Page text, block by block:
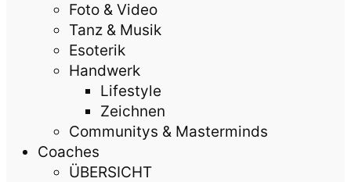
Foto & Video
Tanz & Musik
Esoterik
Handwerk
Lifestyle
Zeichnen
Communitys & Masterminds
Coaches
ÜBERSICHT